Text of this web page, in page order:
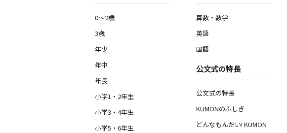
月 火 金 土 日
藤沢駅前教室
神奈川県藤沢市南藤沢３－４ ＭＩＮＡＭＩＦＵ
ＪＩＳＡＷＡ ＬＩＬＡＳ ＢＬＤ３Ｆ
金 土
日
0～2歳
3歳
年少
年中
年長
小学1・2年生
小学3・4年生
小学5・6年生
算数・数学
英語
国語
公文式の特長
公文式の特長
KUMONのふしぎ
どんなもんだい! KUMON